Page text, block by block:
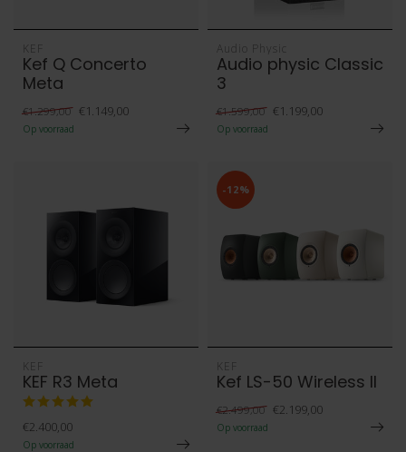
KEF
Kef Q Concerto
Meta
€1.299,00 €1.149,00
Op voorraad
Audio Physic
Audio physic Classic
3
€1.599,00 €1.199,00
Op voorraad
KEF
KEF R3 Meta
€2.400,00
Op voorraad
-12%
KEF
Kef LS-50 Wireless II
€2.499,00 €2.199,00
Op voorraad